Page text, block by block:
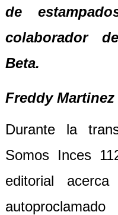
de
colaborador
Beta.
Freddy Martinez
Durante la
Somos Inces
editorial